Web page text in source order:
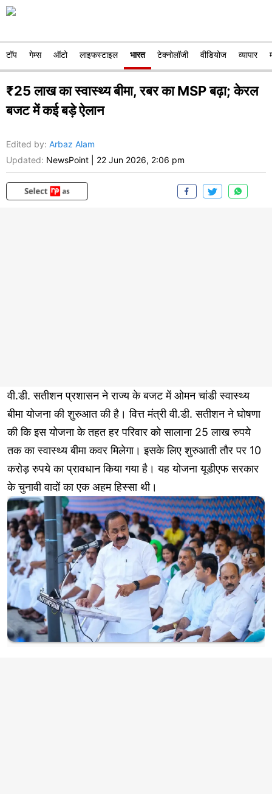
टॉप गेम्स ऑटो लाइफस्टाइल भारत टेक्नोलॉजी वीडियोज व्यापार
₹25 लाख का स्वास्थ्य बीमा, रबर का MSP बढ़ा; केरल
बजट में कई बड़े ऐलान
Edited by: Arbaz Alam
Updated: NewsPoint 22 Jun 2026, 2:06 pm
वी.डी. सतीशन प्रशासन ने राज्य के बजट में ओमन चांडी स्वास्थ्य
बीमा योजना की शुरुआत की है। वित्त मंत्री वी.डी. सतीशन ने घोषणा
की कि इस योजना के तहत हर परिवार को सालाना 25 लाख रुपये
तक का स्वास्थ्य बीमा कवर मिलेगा। इसके लिए शुरुआती तौर पर 10
करोड़ रुपये का प्रावधान किया गया है। यह योजना यूडीएफ सरकार
के चुनावी वादों का एक अहम हिस्सा थी।